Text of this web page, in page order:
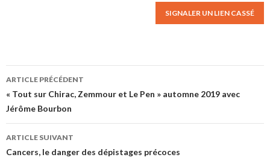
SIGNALER UN LIEN CASSÉ
Navigation des articles
ARTICLE PRÉCÉDENT
« Tout sur Chirac, Zemmour et Le Pen » automne 2019 avec
Jérôme Bourbon
ARTICLE SUIVANT
Cancers, le danger des dépistages précoces